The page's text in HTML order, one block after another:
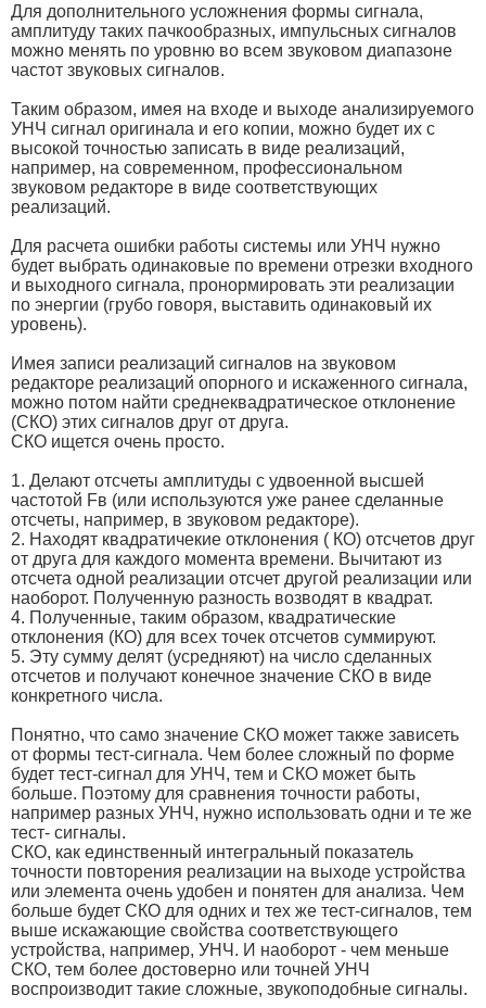
Для дополнительного усложнения формы сигнала,
амплитуду таких пачкообразных, импульсных сигналов
можно менять по уровню во всем звуковом диапазоне
частот звуковых сигналов.
Таким образом, имея на входе и выходе анализируемого
УНЧ сигнал оригинала и его копии, можно будет их с
высокой точностью записать в виде реализаций,
например, на современном, профессиональном
звуковом редакторе в виде соответствующих
реализаций.
Для расчета ошибки работы системы или УНЧ нужно
будет выбрать одинаковые по времени отрезки входного
и выходного сигнала, пронормировать эти реализации
по энергии (грубо говоря, выставить одинаковый их
уровень).
Имея записи реализаций сигналов на звуковом
редакторе реализаций опорного и искаженного сигнала,
можно потом найти среднеквадратическое отклонение
(СКО) этих сигналов друг от друга.
СКО ищется очень просто.
1. Делают отсчеты амплитуды с удвоенной высшей
частотой Fв (или используются уже ранее сделанные
отсчеты, например, в звуковом редакторе).
2. Находят квадратичекие отклонения ( КО) отсчетов друг
от друга для каждого момента времени. Вычитают из
отсчета одной реализации отсчет другой реализации или
наоборот. Полученную разность возводят в квадрат.
4. Полученные, таким образом, квадратические
отклонения (КО) для всех точек отсчетов суммируют.
5. Эту сумму делят (усредняют) на число сделанных
отсчетов и получают конечное значение СКО в виде
конкретного числа.
Понятно, что само значение СКО может также зависеть
от формы тест-сигнала. Чем более сложный по форме
будет тест-сигнал для УНЧ, тем и СКО может быть
больше. Поэтому для сравнения точности работы,
например разных УНЧ, нужно использовать одни и те же
тест- сигналы.
СКО, как единственный интегральный показатель
точности повторения реализации на выходе устройства
или элемента очень удобен и понятен для анализа. Чем
больше будет СКО для одних и тех же тест-сигналов, тем
выше искажающие свойства соответствующего
устройства, например, УНЧ. И наоборот - чем меньше
СКО, тем более достоверно или точней УНЧ
воспроизводит такие сложные, звукоподобные сигналы.